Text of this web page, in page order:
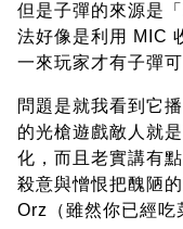
但是子彈的來源是
法好像是利用 MIC
一來玩家才有子彈可
問題是就我看到它
的光槍遊戲敵人就
化，而且老實講有
殺意與憎恨把醜陋
Orz（雖然你已經吃